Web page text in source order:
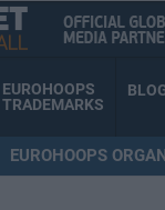
EUROHOOPS
TRADEMARKS
EUROHOOPS